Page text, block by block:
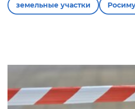
земельные участки